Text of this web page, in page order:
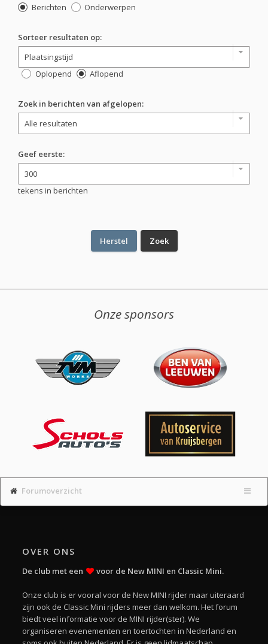
Berichten
Onderwerpen
Sorteer resultaten op:
Oplopend Aflopend
Zoek in berichten van afgelopen:
Geef eerste:
tekens in berichten
Onze sponsors
Forumoverzicht
OVER ONS
De club met een voor de New MINI en Classic Mini.
Onze club is er vooral voor de New MINI rijder maar uiteraard
zijn ook de Classic Mini rijders meer dan welkom. Het forum
biedt veel informatie voor de MINI rijder(ster). We
organiseren evenementen en toertochten in Nederland en